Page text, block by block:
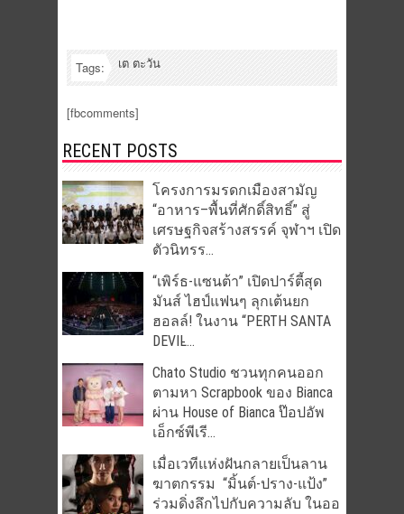
Tags: เต ตะวัน
[fbcomments]
RECENT POSTS
โครงการมรดกเมืองสามัญ
“อาหาร–พื้นที่ศักดิ์สิทธิ์” สู่
เศรษฐกิจสร้างสรรค์ จุฬาฯ เปิด
ตัวนิทรร...
“เพิร์ธ-แซนต้า” เปิดปาร์ตี้สุด
มันส์ ไฮป์แฟนๆ ลุกเต้นยก
ฮอลล์! ในงาน “PERTH SANTA
DEVIL̵...
Chato Studio ชวนทุกคนออก
ตามหา Scrapbook ของ Bianca
ผ่าน House of Bianca ป๊อปอัพ
เอ็กซ์พีเรี...
เมื่อเวทีแห่งฝันกลายเป็นลาน
ฆาตกรรม “มิ้นต์-ปราง-แป้ง”
ร่วมดิ่งลึกไปกับความลับ ในออ